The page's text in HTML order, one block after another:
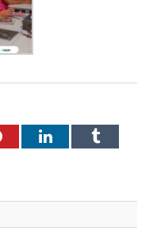
PinterestLinkedInTumblr